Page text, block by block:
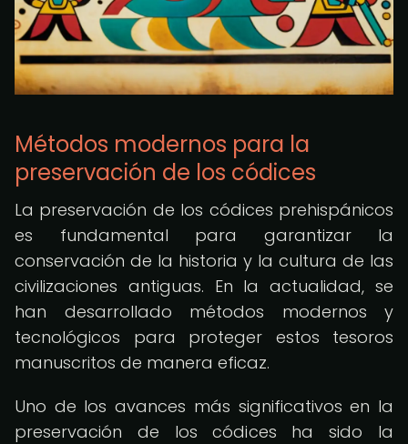
Métodos modernos para la
preservación de los códices
La preservación de los códices prehispánicos
es fundamental para garantizar la
conservación de la historia y la cultura de las
civilizaciones antiguas. En la actualidad, se
han desarrollado métodos modernos y
tecnológicos para proteger estos tesoros
manuscritos de manera eficaz.
Uno de los avances más significativos en la
preservación de los códices ha sido la